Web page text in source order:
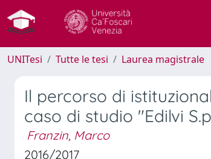
UNITesi Tutte le tesi Laurea magistrale
Il percorso di
caso di studio "Edilvi
Franzin, Marco
2016/2017